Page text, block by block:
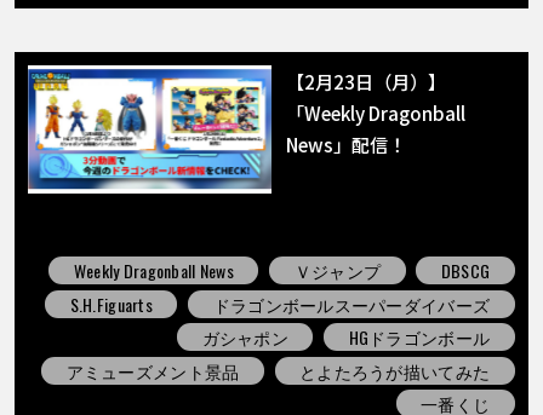
【2月23日（月）】
「Weekly Dragonball
News」配信！
Weekly Dragonball News Ｖジャンプ
DBSCG
S.H.Figuarts
ドラゴンボールスーパーダイバーズ
ガシャポン
HGドラゴンボール
アミューズメント景品
とよたろうが描いてみた
一番くじ